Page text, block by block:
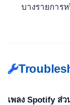
บางรายการ
เพลง Spotify ส่